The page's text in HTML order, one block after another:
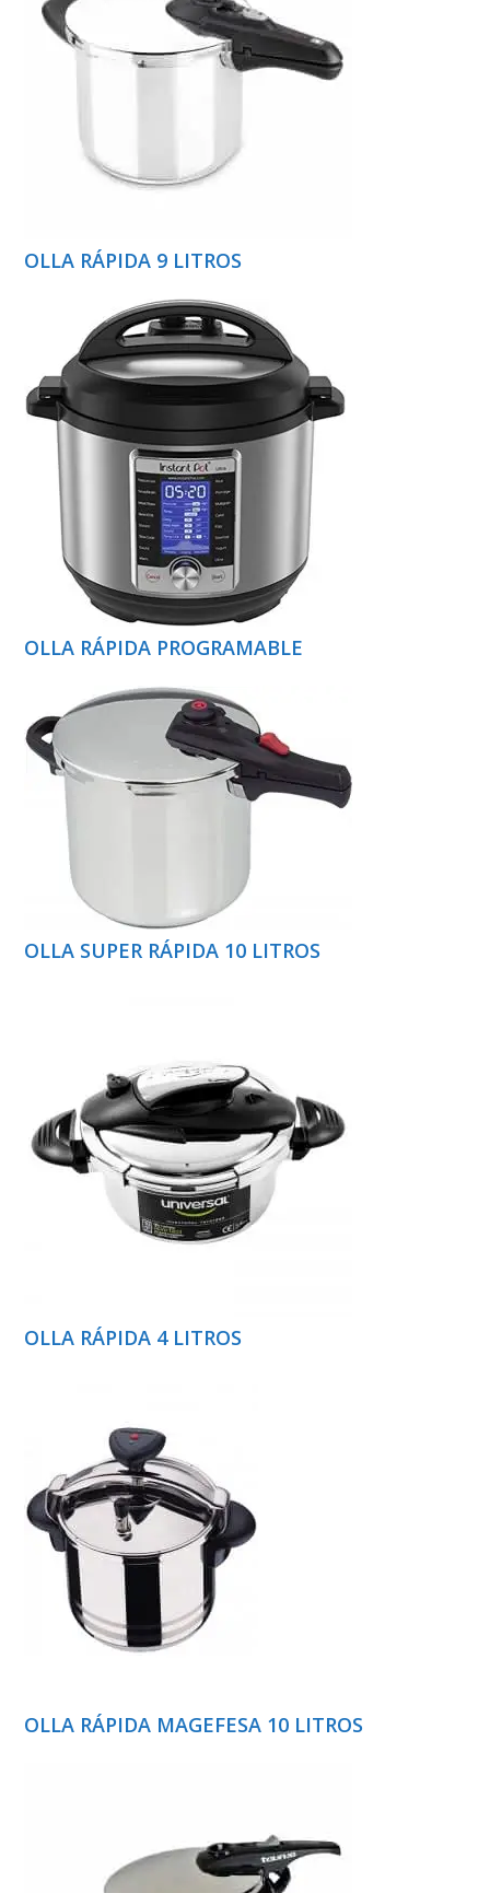
OLLA RÁPIDA 9 LITROS
OLLA RÁPIDA PROGRAMABLE
OLLA SUPER RÁPIDA 10 LITROS
OLLA RÁPIDA 4 LITROS
OLLA RÁPIDA MAGEFESA 10 LITROS